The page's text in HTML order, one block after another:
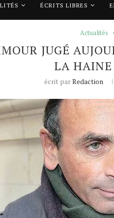
ÉCRITS LIBRES
Eric Zemmour jugé
Actualités
JUGÉ
LA
écrit parRedaction